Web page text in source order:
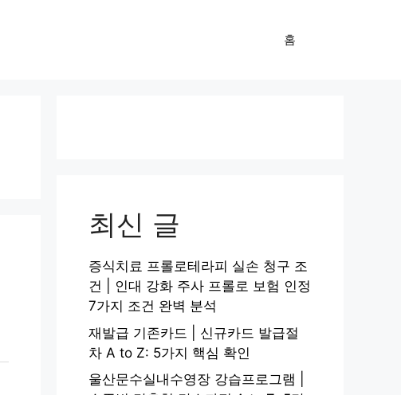
홈
최신 글
증식치료 프롤로테라피 실손 청구 조
건 | 인대 강화 주사 프롤로 보험 인정
7가지 조건 완벽 분석
재발급 기존카드 | 신규카드 발급절
차 A to Z: 5가지 핵심 확인
울산문수실내수영장 강습프로그램 |